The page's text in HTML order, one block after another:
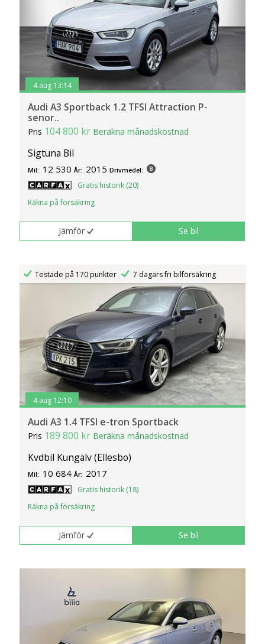
4 aug 13:14
Audi A3 Sportback 1.2 TFSI Attraction P-
senor..
Pris 104 800 kr Beräkna månadskostnad
Sigtuna Bil
Mil: 12 530 År: 2015 Drivmedel:
Gratis historik (20)
Räkna på försäkring
Jämför Se bil
Testade på 170 punkter 7 dagars fri bilförsäkring
4 aug 12:10
Audi A3 1.4 TFSI e-tron Sportback
Pris 189 800 kr Beräkna månadskostnad
Kvdbil Kungälv (Ellesbo)
Mil: 10 684 År: 2017
Gratis historik (18)
Räkna på försäkring
Jämför Se bil